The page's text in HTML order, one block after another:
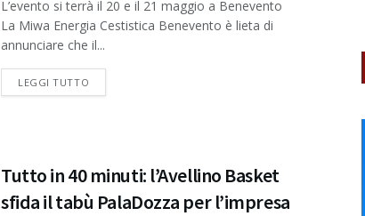
L’evento si terrà il 20 e il 21 maggio a Benevento
La Miwa Energia Cestistica Benevento è lieta di
annunciare che il...
LEGGI TUTTO
Tutto in 40 minuti: l’Avellino Basket
sfida il tabù PalaDozza per l’impresa